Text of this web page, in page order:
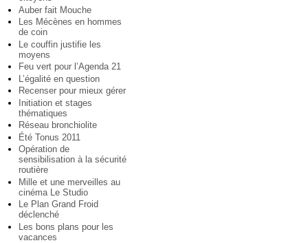
Auber fait Mouche
Les Mécènes en hommes
de coin
Le couffin justifie les
moyens
Feu vert pour l’Agenda 21
L’égalité en question
Recenser pour mieux gérer
Initiation et stages
thématiques
Réseau bronchiolite
Été Tonus 2011
Opération de
sensibilisation à la sécurité
routière
Mille et une merveilles au
cinéma Le Studio
Le Plan Grand Froid
déclenché
Les bons plans pour les
vacances